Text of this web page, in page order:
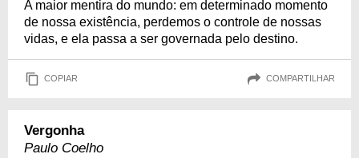
A maior mentira do mundo: em determinado momento
de nossa existência, perdemos o controle de nossas
vidas, e ela passa a ser governada pelo destino.
COPIAR COMPARTILHAR
Vergonha
Paulo Coelho